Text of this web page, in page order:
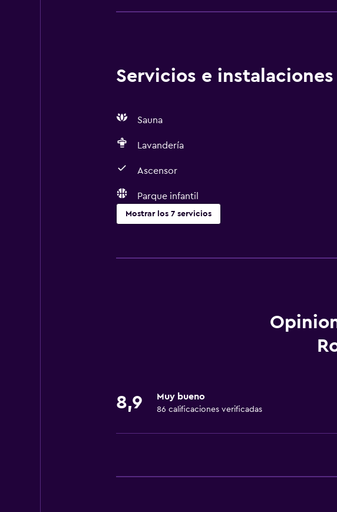
Servicios e
Sauna
Lavandería
Ascensor
Parque infantil
Mostrar los 7 servicios
Ascensor
8,9 Muy bueno
86 calificaciones verificadas